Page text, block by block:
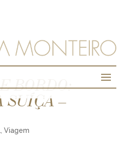
BORDO:
SUÍÇA –
, Viagem